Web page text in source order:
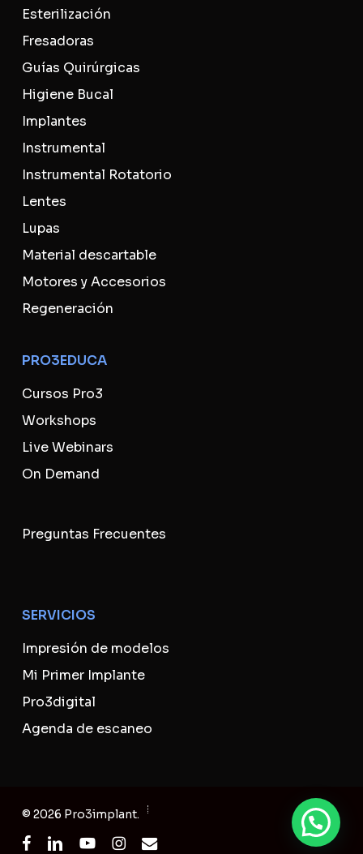
No hay productos en el carrito.
Ver Carrito Finalizar Compra
Esterilización
Fresadoras
Guías Quirúrgicas
Higiene Bucal
Implantes
Instrumental
Instrumental Rotatorio
Lentes
Lupas
Material descartable
Motores y Accesorios
Regeneración
PRO3EDUCA
Cursos Pro3
Workshops
Live Webinars
On Demand
Preguntas Frecuentes
SERVICIOS
Impresión de modelos
Mi Primer Implante
Pro3digital
Agenda de escaneo
© 2026 Pro3implant.
facebooklinkedinyoutubeinstagram
email